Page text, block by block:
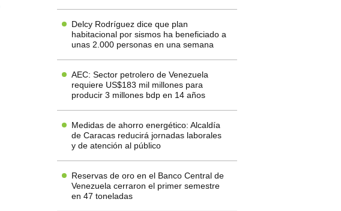
Delcy Rodríguez dice que plan
habitacional por sismos ha beneficiado a
unas 2.000 personas en una semana
AEC: Sector petrolero de Venezuela
requiere US$183 mil millones para
producir 3 millones bdp en 14 años
Medidas de ahorro energético: Alcaldía
de Caracas reducirá jornadas laborales
y de atención al público
Reservas de oro en el Banco Central de
Venezuela cerraron el primer semestre
en 47 toneladas